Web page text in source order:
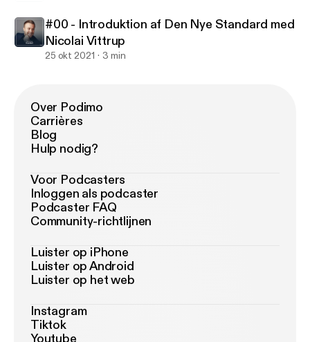
#00 - Introduktion af Den Nye Standard med
Nicolai Vittrup
25 okt 2021 3 min
Over Podimo
Carrières
Blog
Hulp nodig?
Voor Podcasters
Inloggen als podcaster
Podcaster FAQ
Community-richtlijnen
Luister op iPhone
Luister op Android
Luister op het web
Instagram
Tiktok
Youtube